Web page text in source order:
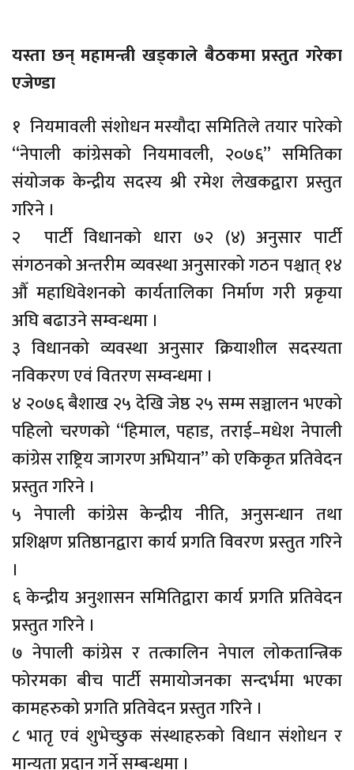
यस्ता छन् महामन्त्री खड्काले बैठकमा प्रस्तुत गरेका
एजेण्डा
१ नियमावली संशोधन मस्यौदा समितिले तयार पारेको
“नेपाली कांग्रेसको नियमावली, २०७६” समितिका
संयोजक केन्द्रीय सदस्य श्री रमेश लेखकद्वारा प्रस्तुत
गरिने ।
२ पार्टी विधानको धारा ७२ (४) अनुसार पार्टी
संगठनको अन्तरीम व्यवस्था अनुसारको गठन पश्चात् १४
औँ महाधिवेशनको कार्यतालिका निर्माण गरी प्रकृया
अघि बढाउने सम्वन्धमा ।
३ विधानको व्यवस्था अनुसार क्रियाशील सदस्यता
नविकरण एवं वितरण सम्वन्धमा ।
४ २०७६ बैशाख २५ देखि जेष्ठ २५ सम्म सञ्चालन भएको
पहिलो चरणको “हिमाल, पहाड, तराई–मधेश नेपाली
कांग्रेस राष्ट्रिय जागरण अभियान” को एकिकृत प्रतिवेदन
प्रस्तुत गरिने ।
५ नेपाली कांग्रेस केन्द्रीय नीति, अनुसन्धान तथा
प्रशिक्षण प्रतिष्ठानद्वारा कार्य प्रगति विवरण प्रस्तुत गरिने
।
६ केन्द्रीय अनुशासन समितिद्वारा कार्य प्रगति प्रतिवेदन
प्रस्तुत गरिने ।
७ नेपाली कांग्रेस र तत्कालिन नेपाल लोकतान्त्रिक
फोरमका बीच पार्टी समायोजनका सन्दर्भमा भएका
कामहरुको प्रगति प्रतिवेदन प्रस्तुत गरिने ।
८ भातृ एवं शुभेच्छुक संस्थाहरुको विधान संशोधन र
मान्यता प्रदान गर्ने सम्बन्धमा ।